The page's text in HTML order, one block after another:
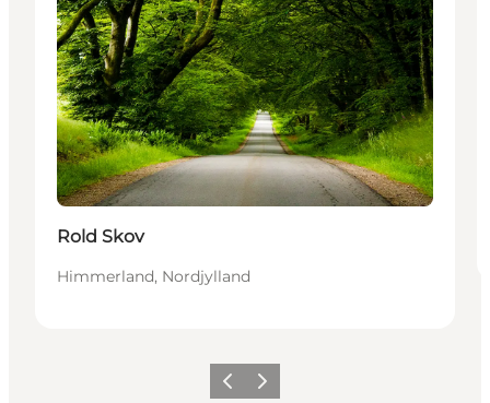
Rold Skov
Himmerland, Nordjylland
Forrige billede
Næste billede